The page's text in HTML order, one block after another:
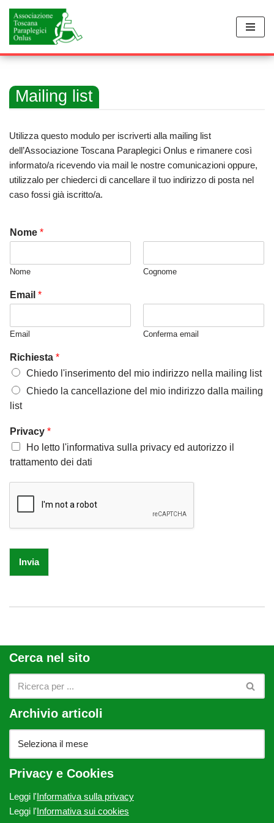
Vai
al
contenuto
Mailing list
Utilizza questo modulo per iscriverti alla mailing list
dell’Associazione Toscana Paraplegici Onlus e rimanere così
informato/a ricevendo via mail le nostre comunicazioni oppure,
utilizzalo per chiederci di cancellare il tuo indirizzo di posta nel
caso fossi già iscritto/a.
Nome *
Nome Cognome
Email *
Email Conferma email
Richiesta *
Chiedo l'inserimento del mio indirizzo nella mailing list
Chiedo la cancellazione del mio indirizzo dalla mailing
list
Privacy *
Ho letto l'informativa sulla privacy ed autorizzo il
trattamento dei dati
Invia
Cerca nel sito
Archivio articoli
Privacy e Cookies
Leggi l'Informativa sulla privacy
Leggi l'Informativa sui cookies